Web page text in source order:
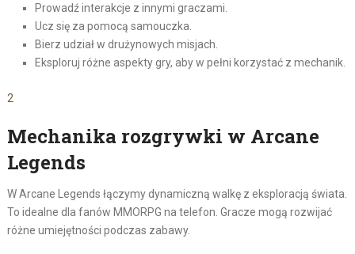
Prowadź interakcje z innymi graczami.
Ucz się za pomocą samouczka.
Bierz udział w drużynowych misjach.
Eksploruj różne aspekty gry, aby w pełni korzystać z mechanik.
2
Mechanika rozgrywki w Arcane
Legends
W Arcane Legends łączymy dynamiczną walkę z eksploracją świata.
To idealne dla fanów MMORPG na telefon. Gracze mogą rozwijać
różne umiejętności podczas zabawy.